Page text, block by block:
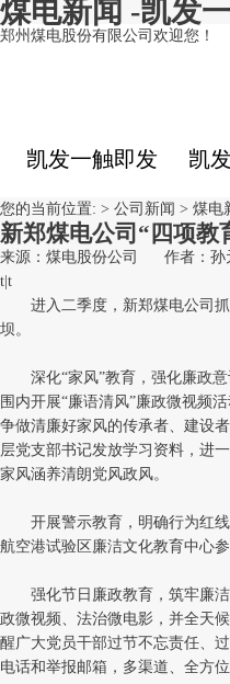
煤电新闻 -凯发
郑州煤电股份有限公司欢迎您！
凯发一触即发 凯
您的当前位置: > 公司新闻 > 煤电
新郑煤电公司“四项教
来源：煤电股份公司 作者：孙
t t
进入二季度，新郑煤电公司
坝。
深化“家风”教育，强化廉政
围内开展“廉语清风”廉政微视频
争做清廉好家风的传承者、建设
层党支部书记发放学习资料，进
家风涵养清朗党风政风。
开展警示教育，明确行为红
航空港试验区廉洁文化教育中心参
强化节日廉政教育，筑牢廉
政微视频、法治微电影，并全天
醒广大党员干部过节不忘责任、
电话和举报邮箱，多渠道、全方位